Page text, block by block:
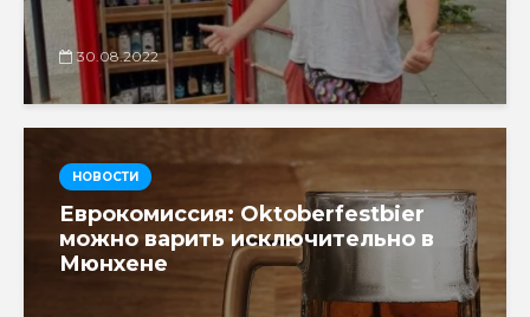
30.08.2022
НОВОСТИ
Еврокомиссия: Oktoberfestbier
можно варить исключительно в
Мюнхене